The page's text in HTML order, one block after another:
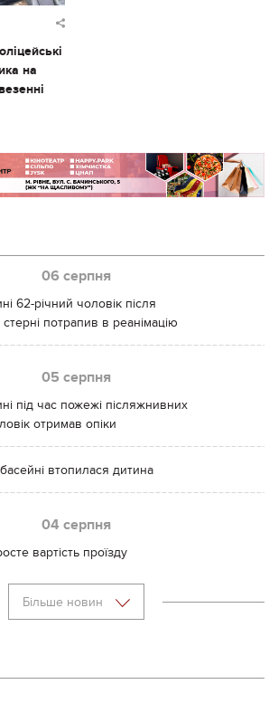
на
06 серпня
62-річний чоловік після
потрапив в реанімацію
05 серпня
під час пожежі післяжнивних
отримав опіки
втопилася дитина
04 серпня
вартість проїзду
Більше новин